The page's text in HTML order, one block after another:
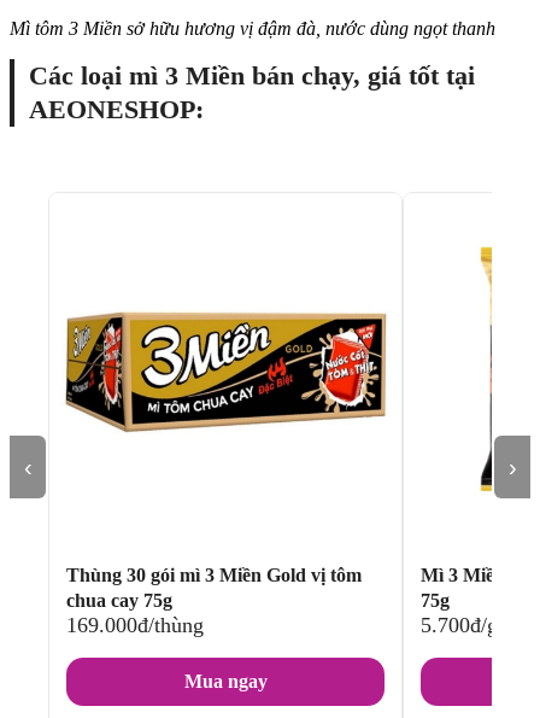
Mì tôm 3 Miền sở hữu hương vị đậm đà, nước dùng ngọt thanh
Các loại mì 3 Miền bán chạy, giá tốt tại
AEONESHOP:
‹ ›
Thùng 30 gói mì 3 Miền Gold vị tôm
chua cay 75g
169.000đ/thùng
Mua ngay
Mì 3 Miền
75g
5.700đ/gói